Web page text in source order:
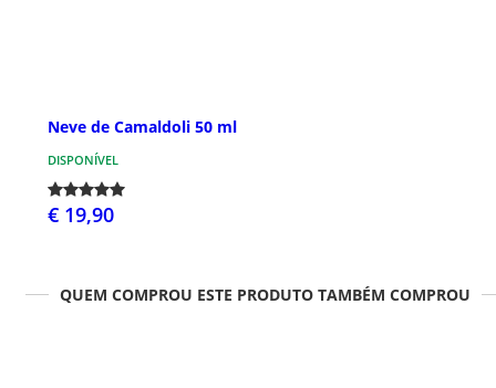
Neve de Camaldoli 50 ml
DISPONÍVEL
€ 19,90
QUEM COMPROU ESTE PRODUTO TAMBÉM COMPROU